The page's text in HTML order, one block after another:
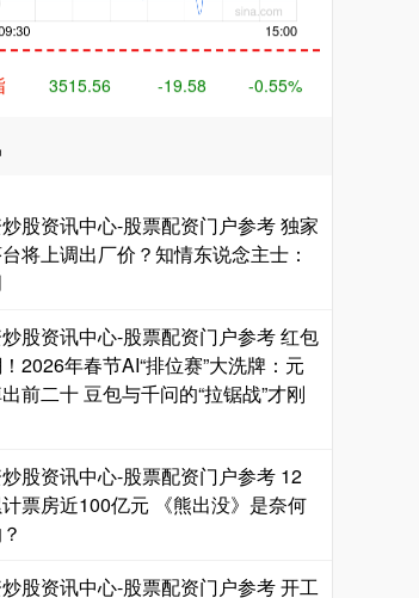
3515.56 -19.58 -0.55%
股资讯中心-股票配资门户参考 独家
台将上调出厂价？知情东说念主士：
股资讯中心-股票配资门户参考 红包
2026年春节AI“排位赛”大洗牌：元
前二十 豆包与千问的“拉锯战”才刚
股资讯中心-股票配资门户参考 12
票房近100亿元 《熊出没》是奈何
股资讯中心-股票配资门户参考 开工